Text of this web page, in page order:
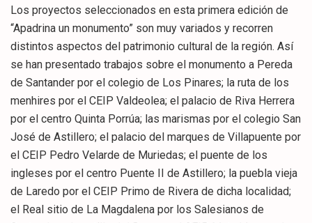
Los proyectos seleccionados en esta primera edición de
“Apadrina un monumento” son muy variados y recorren
distintos aspectos del patrimonio cultural de la región. Así
se han presentado trabajos sobre el monumento a Pereda
de Santander por el colegio de Los Pinares; la ruta de los
menhires por el CEIP Valdeolea; el palacio de Riva Herrera
por el centro Quinta Porrúa; las marismas por el colegio San
José de Astillero; el palacio del marques de Villapuente por
el CEIP Pedro Velarde de Muriedas; el puente de los
ingleses por el centro Puente II de Astillero; la puebla vieja
de Laredo por el CEIP Primo de Rivera de dicha localidad;
el Real sitio de La Magdalena por los Salesianos de